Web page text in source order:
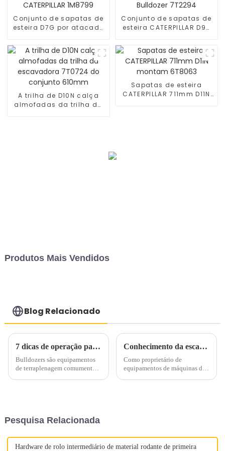
Conjunto de sapatas de
esteira D7G por atacado
Conjunto de sapatas de
esteira CATERPILLAR D9N
A trilha de D10N calça
almofadas da trilha da
Sapatas de esteira
CATERPILLAR 711mm D11N
Produtos Mais Vendidos
Blog Relacionado
7 dicas de operação para escavadeiras
Bulldozers são equipamentos
de terraplenagem comumente
as escavadeiras sejam simples
Conhecimento da escavadeira de construção Hitachi revelado
Como proprietário de
equipamentos de máquinas de
Pesquisa Relacionada
Hardware de rolo intermediário de material rodante de primeira